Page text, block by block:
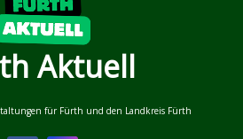
Aktuell
für Fürth und den Landkreis Fürth